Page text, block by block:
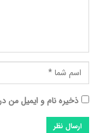
ذخیره نام و ایمیل من